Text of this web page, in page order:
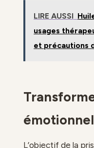
LIRE AUSSI
usages
et précautions
L’objectif de la